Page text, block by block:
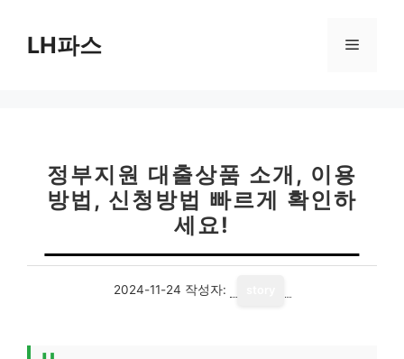
LH파스 메
정부지원 대출상품 소개, 이용
방법, 신청방법 빠르게 확인하
세요!
2024-11-24 작성자: